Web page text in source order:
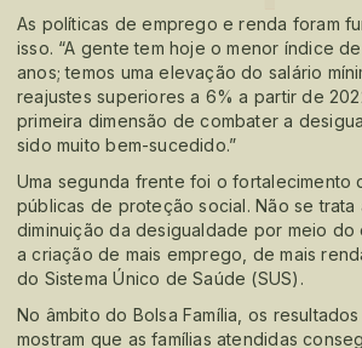
As políticas de emprego e renda foram
isso. “A gente tem hoje o menor índice
anos; temos uma elevação do salário
reajustes superiores a 6% a partir de
primeira dimensão de combater a
sido muito bem-sucedido.”
Uma segunda frente foi o fortalecimento
públicas de proteção social. Não se trata
diminuição da desigualdade por meio do
a criação de mais emprego, de mais
do Sistema Único de Saúde (SUS).
No âmbito do Bolsa Família, os
mostram que as famílias atendidas